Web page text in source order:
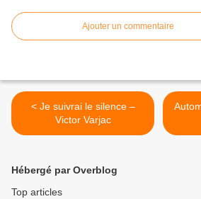
Ajouter un commentaire
< Je suivrai le silence –
Victor Varjac
Hébergé par Overblog
Top articles